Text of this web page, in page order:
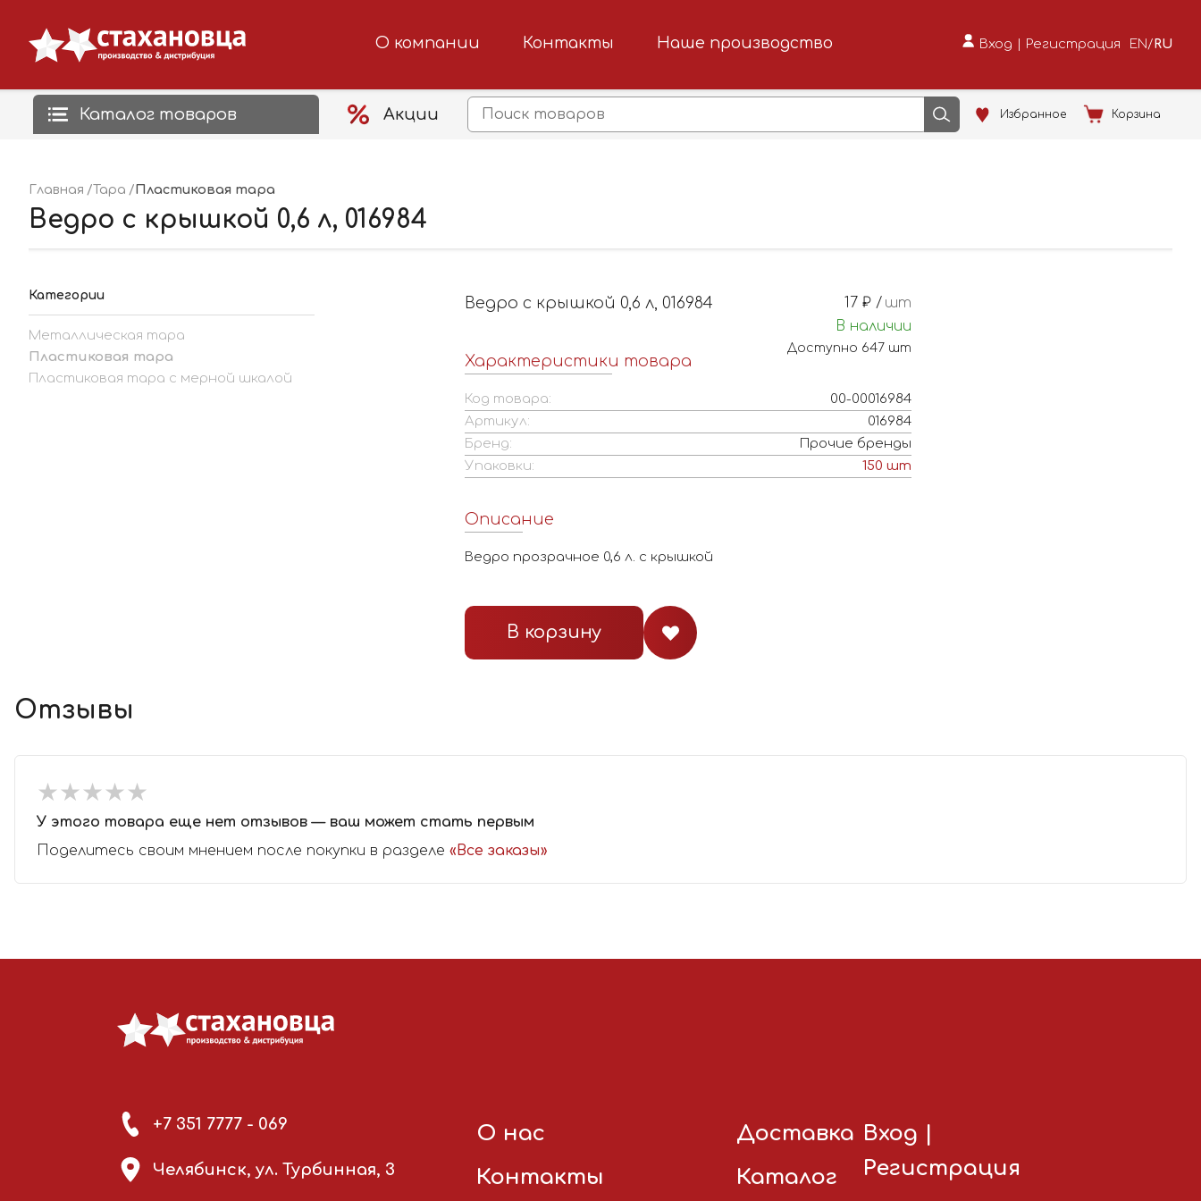
О компании Контакты Наше производство Вход | Регистрация EN /RU
Каталог товаров Акции Избранное Корзина
Главная Тара Пластиковая тара
Ведро с крышкой 0,6 л, 016984
Категории
Металлическая тара
Пластиковая тара
Пластиковая тара с мерной шкалой
Ведро с крышкой 0,6 л, 016984
Характеристики товара
Код товара:
00-00016984
Артикул:
016984
Бренд:
Прочие бренды
Упаковки:
150 шт
Описание
Ведро прозрачное 0,6 л. с крышкой
17 ₽ / шт
В наличии
Доступно 647 шт
В корзину
Отзывы
★★★★★
★★★★★
У этого товара еще нет отзывов — ваш может стать первым
Поделитесь своим мнением после покупки в разделе «Все заказы»
+7 351 7777 - 069
Челябинск, ул. Турбинная, 3
О нас
Контакты
Доставка
Каталог
Вход |
Регистрация